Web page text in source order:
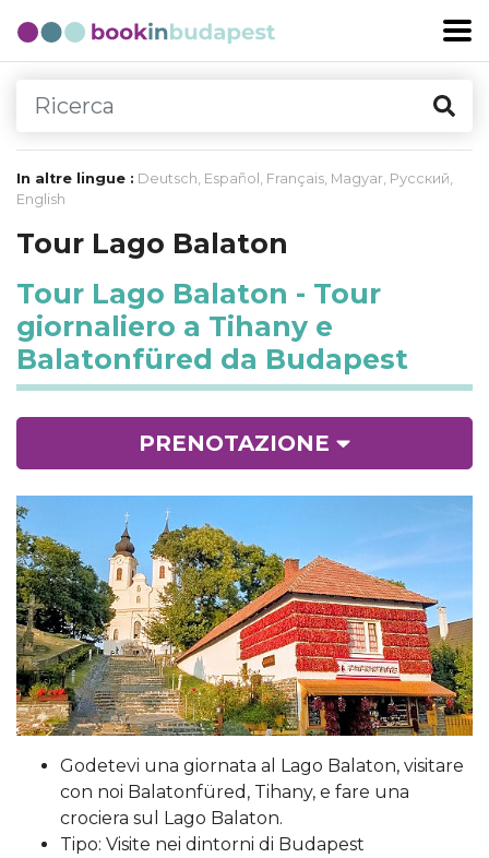
In altre lingue : Deutsch, Español , Français, Magyar, Русский,
English
Tour Lago Balaton
Tour Lago Balaton - Tour
giornaliero a Tihany e
Balatonfüred da Budapest
Godetevi una giornata al Lago Balaton, visitare
con noi Balatonfüred, Tihany, e fare una
crociera sul Lago Balaton.
Tipo: Visite nei dintorni di Budapest
PRENOTAZIONE